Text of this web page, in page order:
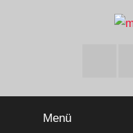
Menü